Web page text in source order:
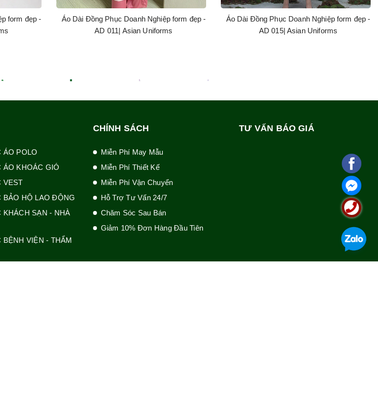
form đẹp -
Áo Dài Đồng Phục Doanh Nghiệp form đẹp -
AD 011| Asian Uniforms
Áo Dài Đồng Phục Doanh Nghiệp form đẹp -
AD 015| Asian Uniforms
ÁO POLO
KHOÁC GIÓ
VEST
BẢO HỘ LAO ĐỘNG
SẠN - NHÀ
VIỆN - THẨM
CHÍNH SÁCH
Miễn Phí May Mẫu
Miễn Phí Thiết Kế
Miễn Phí Vận Chuyển
Hỗ Trợ Tư Vấn 24/7
Chăm Sóc Sau Bán
Giảm 10% Đơn Hàng Đầu Tiên
TƯ VẤN BÁO GIÁ